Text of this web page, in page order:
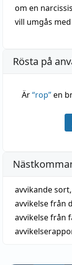
om en
vill umgås
Rösta på
Är“rop”en
avvikande sort,
avvikelse från
avvikelse från